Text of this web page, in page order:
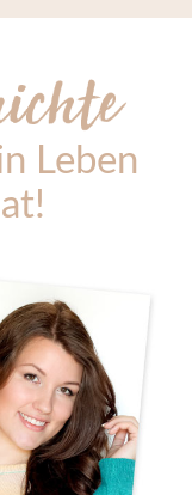
Leben